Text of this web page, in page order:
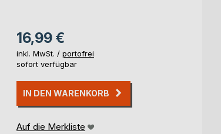
16,99 €
inkl. MwSt. / portofrei
sofort verfügbar
IN DEN WARENKORB
Auf die Merkliste